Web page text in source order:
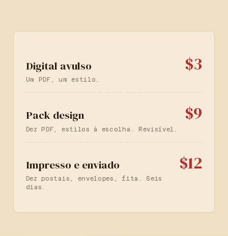
Digital avulso
Um PDF, um estilo.
$3
Pack design
Dez PDF, estilos à escolha. Revisível.
$9
Impresso e enviado
Dez postais, envelopes, fita. Seis
dias.
$12